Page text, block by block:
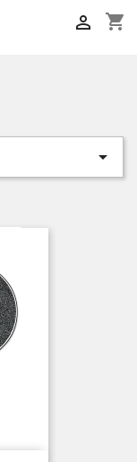
shopping_cart

